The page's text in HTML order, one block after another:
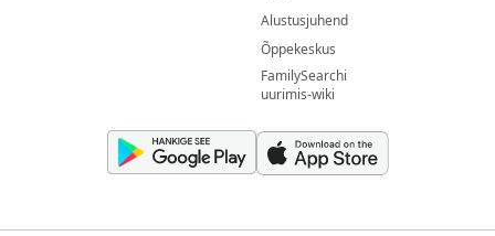
Alustusjuhend
Õppekeskus
FamilySearchi
uurimis-wiki